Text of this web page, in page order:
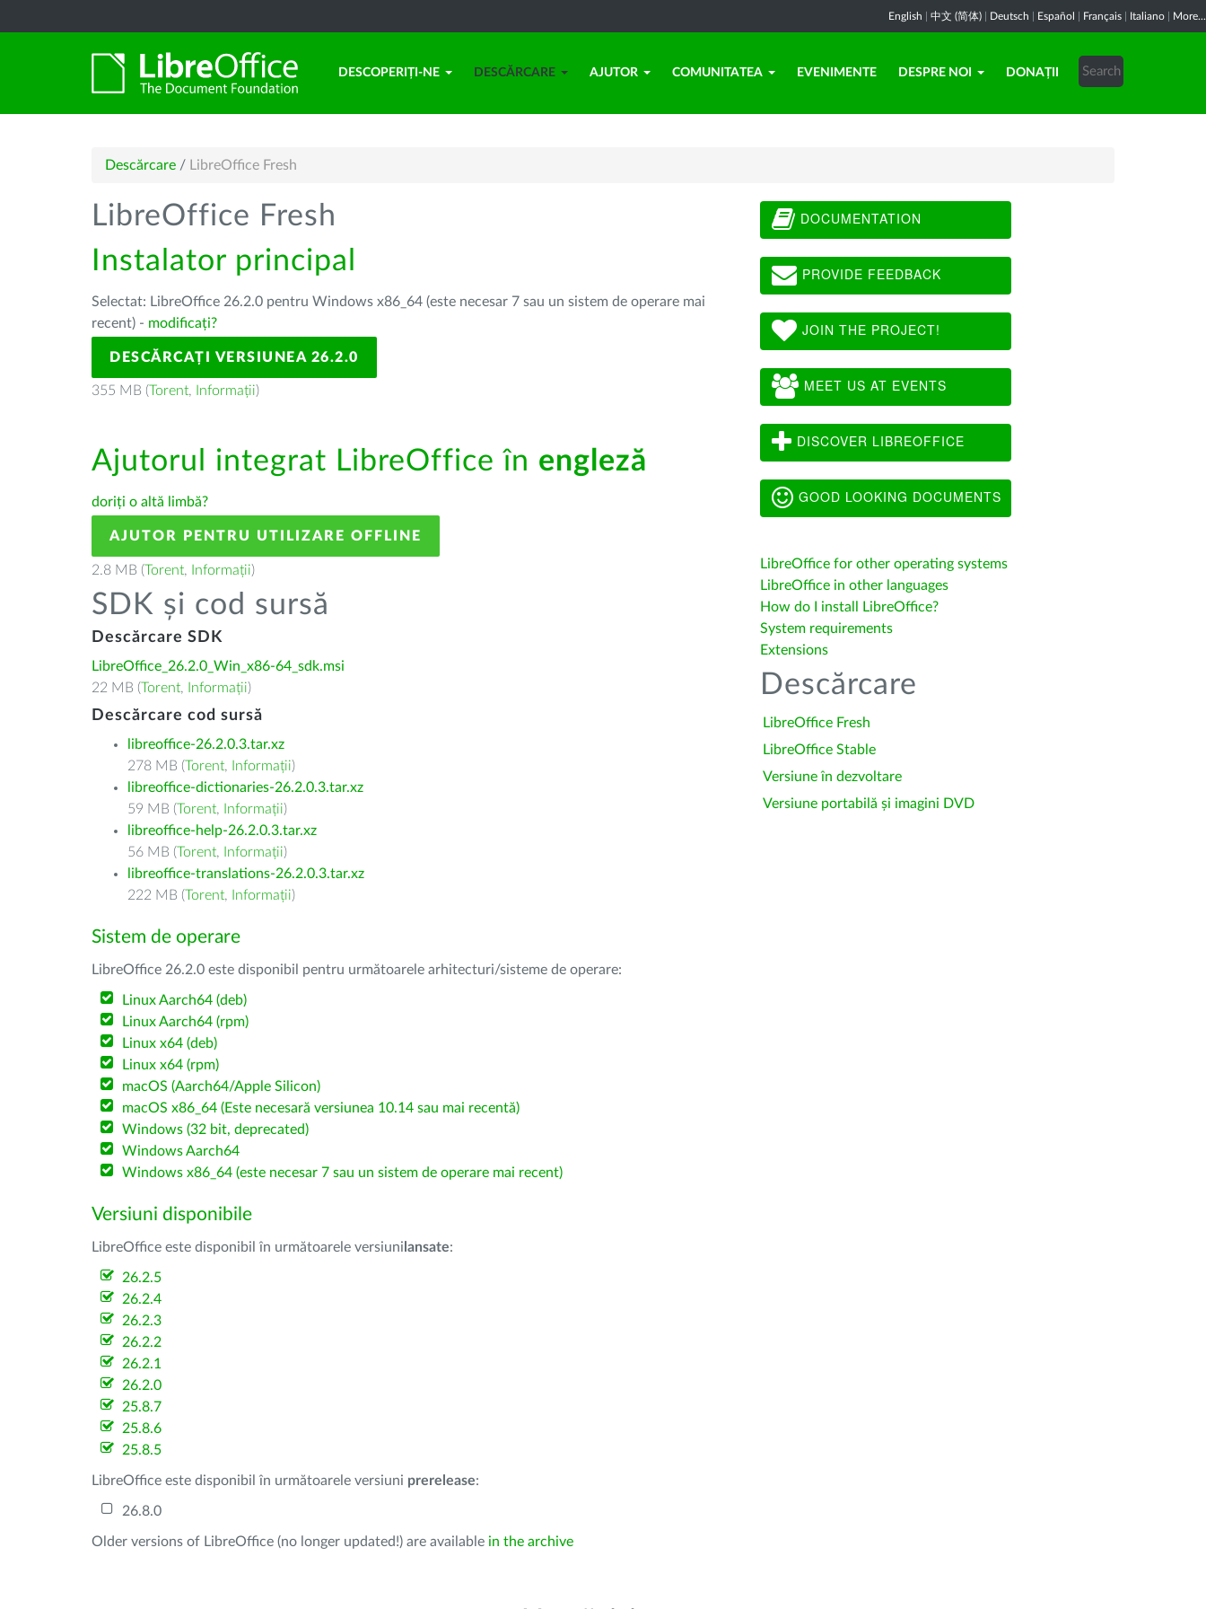
English 中文 (简体) Deutsch Español Français Italiano More...
DESCOPERIȚI-NE DESCĂRCARE AJUTOR COMUNITATEA EVENIMENTE DESPRE NOI DONAȚII
Descărcare / LibreOffice Fresh
LibreOffice Fresh
Instalator principal
Selectat: LibreOffice 26.2.0 pentru Windows x86_64 (este necesar 7 sau un sistem de operare mai
recent) - modificați?
DESCĂRCAȚI VERSIUNEA 26.2.0
355 MB (Torent, Informații)
Ajutorul integrat LibreOffice în engleză
doriți o altă limbă?
AJUTOR PENTRU UTILIZARE OFFLINE
2.8 MB (Torent, Informații)
SDK și cod sursă
Descărcare SDK
LibreOffice_26.2.0_Win_x86-64_sdk.msi
22 MB (Torent, Informații)
Descărcare cod sursă
libreoffice-26.2.0.3.tar.xz
278 MB (Torent, Informații)
libreoffice-dictionaries-26.2.0.3.tar.xz
59 MB (Torent, Informații)
libreoffice-help-26.2.0.3.tar.xz
56 MB (Torent, Informații)
libreoffice-translations-26.2.0.3.tar.xz
222 MB (Torent, Informații)
Sistem de operare
LibreOffice 26.2.0 este disponibil pentru următoarele arhitecturi/sisteme de operare:
Linux Aarch64 (deb)
Linux Aarch64 (rpm)
Linux x64 (deb)
Linux x64 (rpm)
macOS (Aarch64/Apple Silicon)
macOS x86_64 (Este necesară versiunea 10.14 sau mai recentă)
Windows (32 bit, deprecated)
Windows Aarch64
Windows x86_64 (este necesar 7 sau un sistem de operare mai recent)
Versiuni disponibile
LibreOffice este disponibil în următoarele versiuni lansate:
26.2.5
26.2.4
26.2.3
26.2.2
26.2.1
26.2.0
25.8.7
25.8.6
25.8.5
LibreOffice este disponibil în următoarele versiuni prerelease:
26.8.0
Older versions of LibreOffice (no longer updated!) are available in the archive
DOCUMENTATION
PROVIDE FEEDBACK
JOIN THE PROJECT!
MEET US AT EVENTS
DISCOVER LIBREOFFICE
GOOD LOOKING DOCUMENTS
LibreOffice for other operating systems
LibreOffice in other languages
How do I install LibreOffice?
System requirements
Extensions
Descărcare
LibreOffice Fresh
LibreOffice Stable
Versiune în dezvoltare
Versiune portabilă și imagini DVD